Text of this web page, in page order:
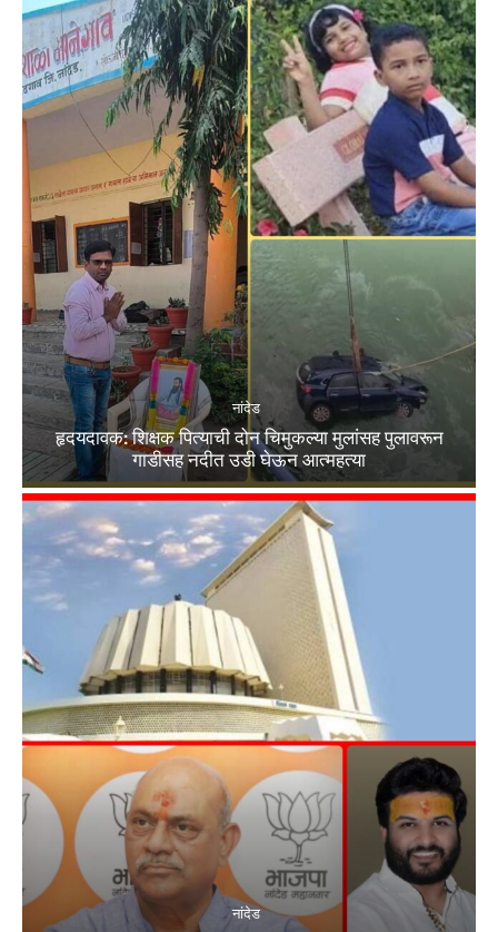
नांदेड
हृदयदावक: शिक्षक पित्याची दोन चिमुकल्या मुलांसह पुलावरून
गाडीसह नदीत उडी घेऊन आत्महत्या
नांदेड